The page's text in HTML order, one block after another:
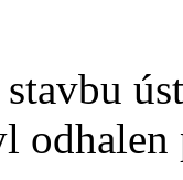
stavbu